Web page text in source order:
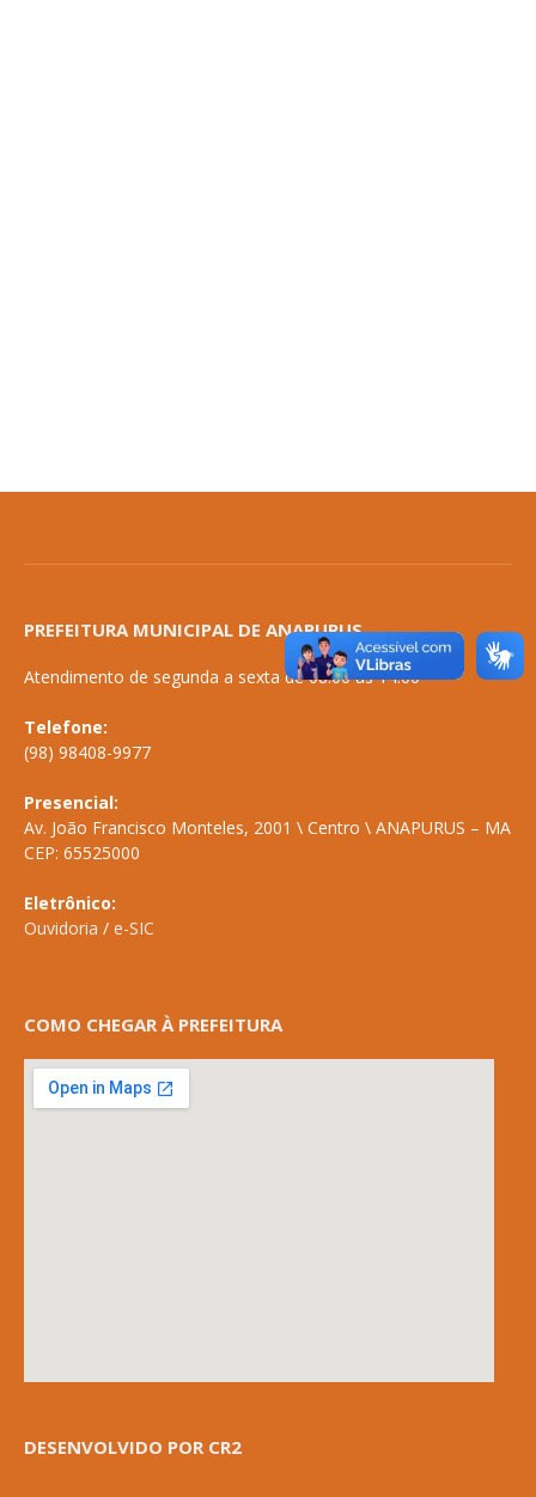
PREFEITURA MUNICIPAL DE ANAPURUS
Atendimento de segunda a sexta de 08:00 às 14:00
Telefone:
(98) 98408-9977
Presencial:
Av. João Francisco Monteles, 2001 \ Centro \ ANAPURUS – MA
CEP: 65525000
Eletrônico:
Ouvidoria / e-SIC
COMO CHEGAR À PREFEITURA
DESENVOLVIDO POR CR2